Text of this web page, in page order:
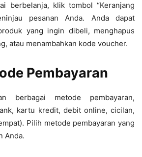
berbelanja, klik tombol “Keranjang
pesanan Anda. Anda dapat
yang ingin dibeli, menghapus
atau menambahkan kode voucher.
Pembayaran
berbagai metode pembayaran,
kartu kredit, debit online, cicilan,
Pilih metode pembayaran yang
Anda.